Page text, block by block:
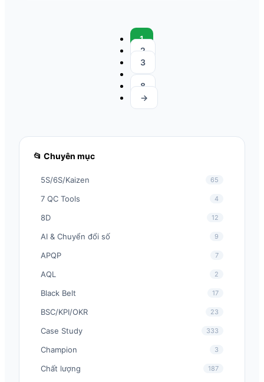
1
2
3
…
8
→
📂 Chuyên mục
5S/6S/Kaizen 65
7 QC Tools 4
8D 12
AI & Chuyển đổi số 9
APQP 7
AQL 2
Black Belt 17
BSC/KPI/OKR 23
Case Study 333
Champion 3
Chất lượng 187